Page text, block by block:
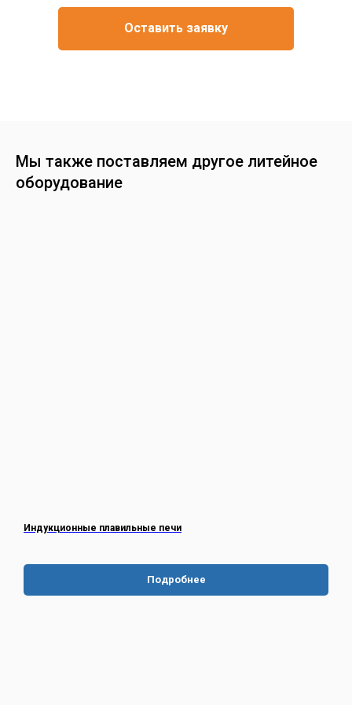
Оставить заявку
Мы также поставляем другое литейное
оборудование
Индукционные плавильные печи
Подробнее